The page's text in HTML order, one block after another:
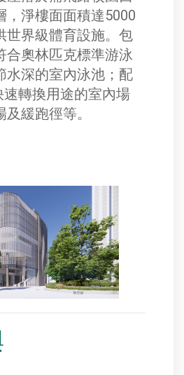
，淨樓面面積達5000
世界級體育設施。包
合奧林匹克標準游泳
水深的室內泳池；配
速轉換用途的室內場
緩跑徑等。